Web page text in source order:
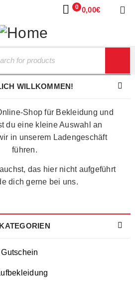
0 0,00€
WILLKOMMEN!
Shop für Bekleidung und
du eine kleine Auswahl an
in unserem Ladengeschäft
führen.
das hier nicht aufgeführt
dich gerne bei uns.
KATEGORIEN
Gutschein